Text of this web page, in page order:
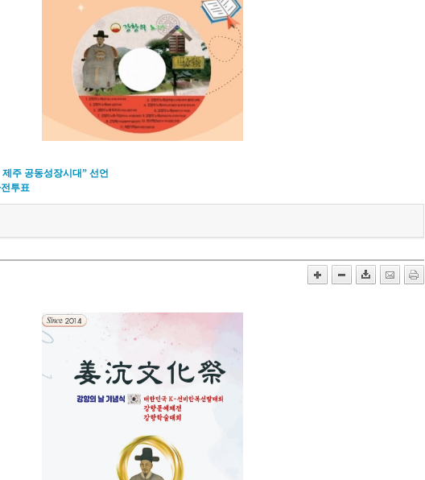
주 공동성장시대” 선언
투표